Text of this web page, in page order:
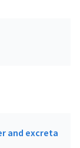
and excreta